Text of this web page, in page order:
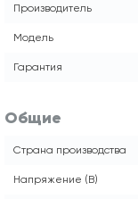
Производитель
Модель
Гарантия
Общие
Страна производства
Напряжение (В)